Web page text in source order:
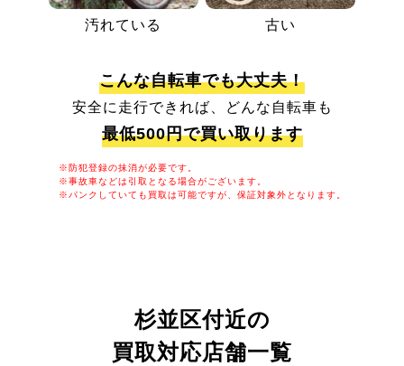
汚れている 古い
こんな自転車でも大丈夫！
安全に走行できれば、どんな自転車も
最低500円で買い取ります
※防犯登録の抹消が必要です。
※事故車などは引取となる場合がございます。
※パンクしていても買取は可能ですが、保証対象外となります。
杉並区付近の
買取対応店舗一覧